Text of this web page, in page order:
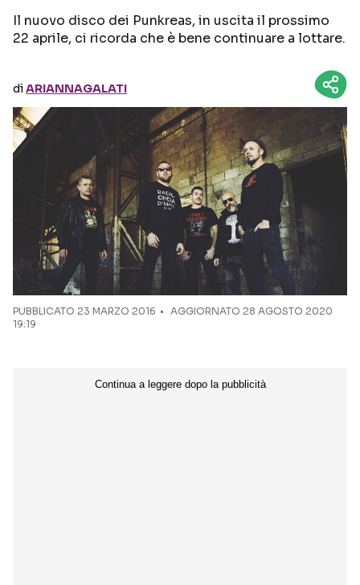
Seguici sui social
Il nuovo disco dei Punkreas, in uscita il prossimo
22 aprile, ci ricorda che è bene continuare a lottare.
diARIANNAGALATI
PUBBLICATO 23 MARZO 2016
AGGIORNATO 28 AGOSTO 2020
19:19